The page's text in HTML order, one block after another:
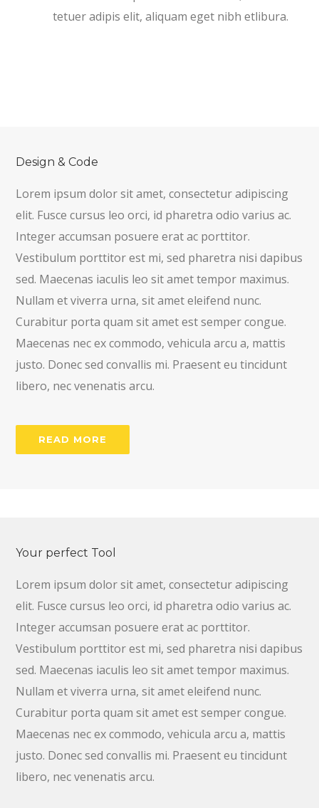
tetuer adipis elit, aliquam eget nibh etlibura.
Design & Code
Lorem ipsum dolor sit amet, consectetur adipiscing
elit. Fusce cursus leo orci, id pharetra odio varius ac.
Integer accumsan posuere erat ac porttitor.
Vestibulum porttitor est mi, sed pharetra nisi dapibus
sed. Maecenas iaculis leo sit amet tempor maximus.
Nullam et viverra urna, sit amet eleifend nunc.
Curabitur porta quam sit amet est semper congue.
Maecenas nec ex commodo, vehicula arcu a, mattis
justo. Donec sed convallis mi. Praesent eu tincidunt
libero, nec venenatis arcu.
READ MORE
Your perfect Tool
Lorem ipsum dolor sit amet, consectetur adipiscing
elit. Fusce cursus leo orci, id pharetra odio varius ac.
Integer accumsan posuere erat ac porttitor.
Vestibulum porttitor est mi, sed pharetra nisi dapibus
sed. Maecenas iaculis leo sit amet tempor maximus.
Nullam et viverra urna, sit amet eleifend nunc.
Curabitur porta quam sit amet est semper congue.
Maecenas nec ex commodo, vehicula arcu a, mattis
justo. Donec sed convallis mi. Praesent eu tincidunt
libero, nec venenatis arcu.